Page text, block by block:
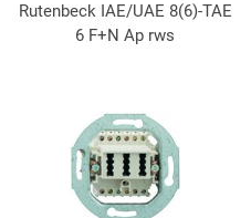
Rutenbeck IAE/UAE 8(6)-TAE
6 F+N Ap rws